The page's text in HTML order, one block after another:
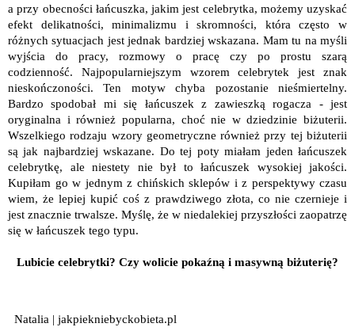
a przy obecności łańcuszka, jakim jest celebrytka, możemy uzyskać
efekt delikatności, minimalizmu i skromności, która często w
różnych sytuacjach jest jednak bardziej wskazana. Mam tu na myśli
wyjścia do pracy, rozmowy o pracę czy po prostu szarą
codzienność. Najpopularniejszym wzorem celebrytek jest znak
nieskończoności. Ten motyw chyba pozostanie nieśmiertelny.
Bardzo spodobał mi się łańcuszek z zawieszką rogacza - jest
oryginalna i również popularna, choć nie w dziedzinie biżuterii.
Wszelkiego rodzaju wzory geometryczne również przy tej biżuterii
są jak najbardziej wskazane. Do tej poty miałam jeden łańcuszek
celebrytkę, ale niestety nie był to łańcuszek wysokiej jakości.
Kupiłam go w jednym z chińskich sklepów i z perspektywy czasu
wiem, że lepiej kupić coś z prawdziwego złota, co nie czernieje i
jest znacznie trwalsze. Myślę, że w niedalekiej przyszłości zaopatrzę
się w łańcuszek tego typu.
Lubicie celebrytki? Czy wolicie pokaźną i masywną biżuterię?
Natalia | jakpiekniebyckobieta.pl